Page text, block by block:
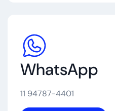
WhatsApp
11 94787-4401